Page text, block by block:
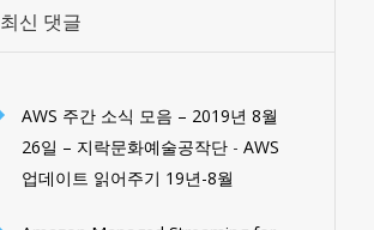
최신 댓글
AWS 주간 소식 모음 – 2019년 8월
26일 – 지락문화예술공작단 - AWS
업데이트 읽어주기 19년-8월